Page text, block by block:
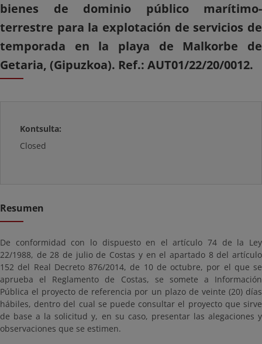
bienes de dominio público marítimo-
terrestre para la explotación de servicios de
temporada en la playa de Malkorbe de
Getaria, (Gipuzkoa). Ref.: AUT01/22/20/0012.
Kontsulta:
Closed
Resumen
De conformidad con lo dispuesto en el artículo 74 de la Ley
22/1988, de 28 de julio de Costas y en el apartado 8 del artículo
152 del Real Decreto 876/2014, de 10 de octubre, por el que se
aprueba el Reglamento de Costas, se somete a Información
Pública el proyecto de referencia por un plazo de veinte (20) días
hábiles, dentro del cual se puede consultar el proyecto que sirve
de base a la solicitud y, en su caso, presentar las alegaciones y
observaciones que se estimen.